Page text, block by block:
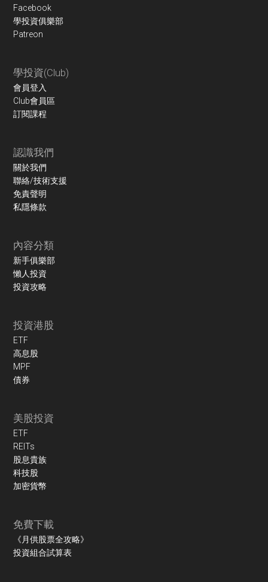
Facebook
學投資俱樂部
Patreon
學投資(Club)
會員登入
Club會員區
訂閱課程
認識我們
關於我們
聯絡/技術支援
免責聲明
私隱條款
內容分類
新手俱樂部
懶人投資
投資攻略
投資港股
ETF
高息股
MPF
債券
美股投資
ETF
REITs
股息貴族
科技股
加密貨幣
免費下載
《月供股票全攻略》
投資組合試算表